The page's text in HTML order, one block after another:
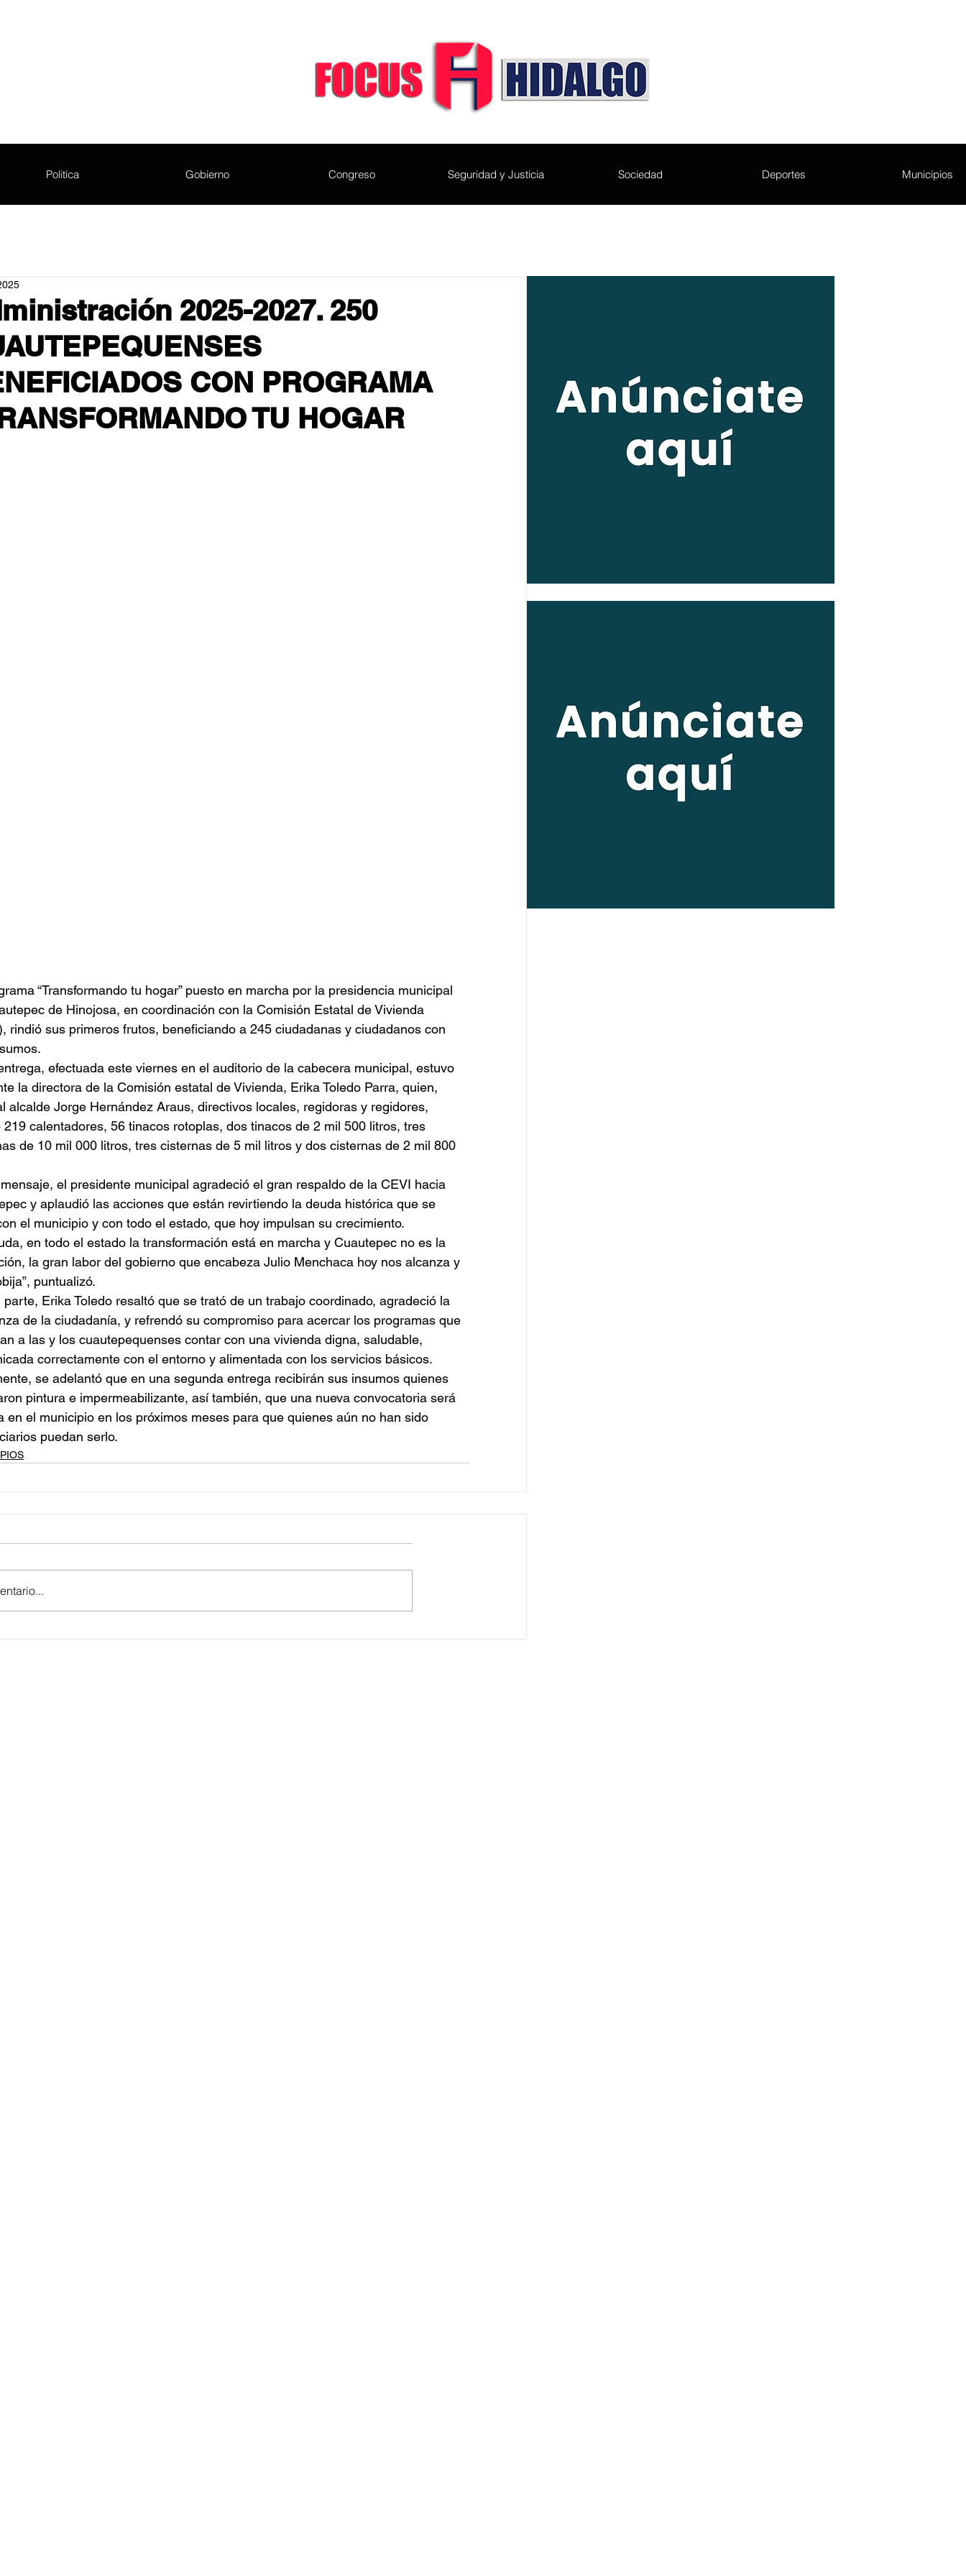
Politíca Gobierno Congreso Seguridad y Justicia Sociedad Deportes Municipios
2025-2027. 250
CON PROGRAMA
TU HOGAR
“Transformando tu hogar” puesto en marcha por la presidencia municipal
de Hinojosa, en coordinación con la Comisión Estatal de Vivienda
rindió sus primeros frutos, beneficiando a 245 ciudadanas y ciudadanos con
efectuada este viernes en el auditorio de la cabecera municipal, estuvo
la directora de la Comisión estatal de Vivienda, Erika Toledo Parra, quien,
alcalde Jorge Hernández Araus, directivos locales, regidoras y regidores,
219 calentadores, 56 tinacos rotoplas, dos tinacos de 2 mil 500 litros, tres
de 10 mil 000 litros, tres cisternas de 5 mil litros y dos cisternas de 2 mil 800
el presidente municipal agradeció el gran respaldo de la CEVI hacia
y aplaudió las acciones que están revirtiendo la deuda histórica que se
el municipio y con todo el estado, que hoy impulsan su crecimiento.
en todo el estado la transformación está en marcha y Cuautepec no es la
la gran labor del gobierno que encabeza Julio Menchaca hoy nos alcanza y
puntualizó.
parte, Erika Toledo resaltó que se trató de un trabajo coordinado, agradeció la
de la ciudadanía, y refrendó su compromiso para acercar los programas que
a las y los cuautepequenses contar con una vivienda digna, saludable,
correctamente con el entorno y alimentada con los servicios básicos.
se adelantó que en una segunda entrega recibirán sus insumos quienes
pintura e impermeabilizante, así también, que una nueva convocatoria será
en el municipio en los próximos meses para que quienes aún no han sido
puedan serlo.